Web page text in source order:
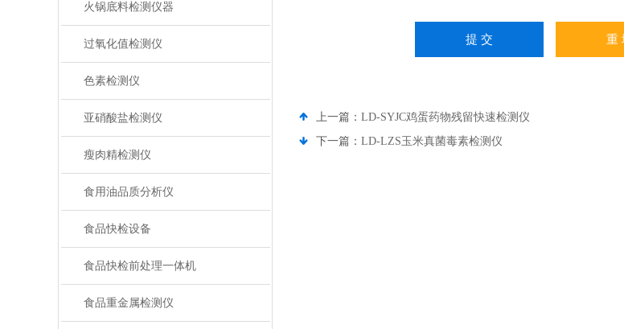
火锅底料检测仪器
过氧化值检测仪
色素检测仪
亚硝酸盐检测仪
瘦肉精检测仪
食用油品质分析仪
食品快检设备
食品快检前处理一体机
食品重金属检测仪
上一篇： LD-SYJC鸡蛋药物残留快速检测仪
下一篇： LD-LZS玉米真菌毒素检测仪